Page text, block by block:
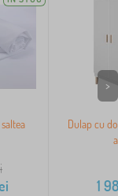
Dulap cu
1
>